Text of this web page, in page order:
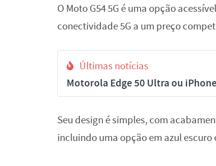
O Moto G54 5G é uma opção
conectividade 5G a um preço
Últimas notícias
Motorola Edge 50 Ultra ou
Seu design é simples, com
incluindo uma opção em azul